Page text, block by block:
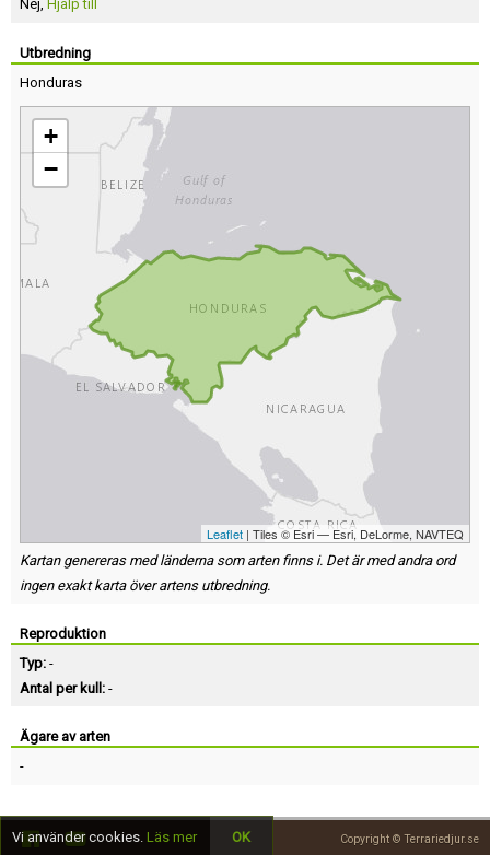
Nej, Hjälp till
Utbredning
Honduras
+
−
Leaflet | Tiles © Esri — Esri, DeLorme, NAVTEQ
Kartan genereras med länderna som arten finns i. Det är med andra ord
ingen exakt karta över artens utbredning.
Reproduktion
Typ: -
Antal per kull: -
Ägare av arten
-
Copyright © Terrariedjur.se
Vi använder cookies. Läs mer OK